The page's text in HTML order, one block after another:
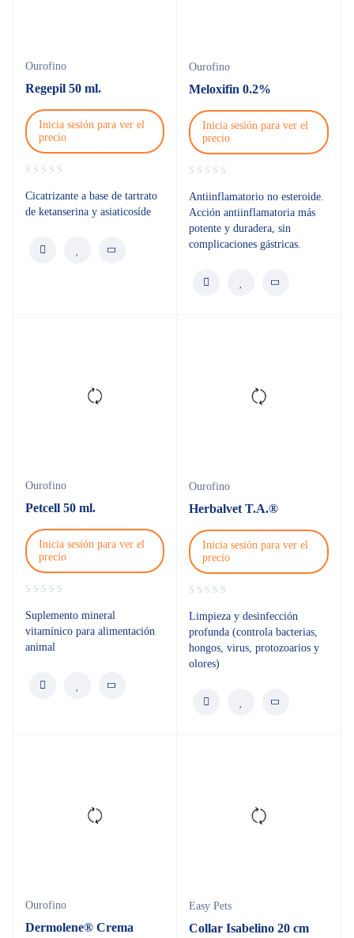
Ourofino
Regepil 50 ml.
Inicia sesión para ver el
precio
Cicatrizante a base de tartrato
de ketanserina y asiaticosíde
Ourofino
Meloxifin 0.2%
Inicia sesión para ver el
precio
Antiinflamatorio no esteroide.
Acción antiinflamatoria más
potente y duradera, sin
complicaciones gástricas.
Ourofino
Petcell 50 ml.
Inicia sesión para ver el
precio
Suplemento mineral
vitamínico para alimentación
animal
Ourofino
Herbalvet T.A.®
Inicia sesión para ver el
precio
Limpieza y desinfección
profunda (controla bacterias,
hongos, virus, protozoarios y
olores)
Ourofino
Dermolene® Crema
Easy Pets
Collar Isabelino 20 cm